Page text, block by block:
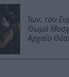
Ίων, του
Θωμά
Αρχαίο